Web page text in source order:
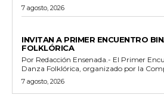
7 agosto, 2026
INVITAN A PRIMER ENCUENTRO
FOLKLÓRICA
Por Redacción Ensenada.- El Primer
Danza Folklórica, organizado por la
7 agosto, 2026